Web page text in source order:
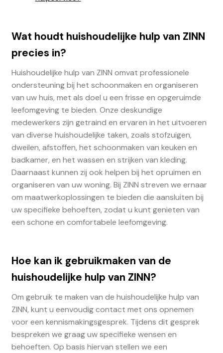
Wat houdt huishoudelijke hulp van ZINN
precies in?
Huishoudelijke hulp van ZINN omvat professionele
ondersteuning bij het schoonmaken en organiseren
van uw huis, met als doel u een frisse en opgeruimde
leefomgeving te bieden. Onze deskundige
medewerkers zijn getraind en ervaren in het uitvoeren
van diverse huishoudelijke taken, zoals stofzuigen,
dweilen, afstoffen, het schoonmaken van keuken en
badkamer, en het wassen en strijken van kleding.
Daarnaast kunnen zij ook helpen bij het opruimen en
organiseren van uw woning. Bij ZINN streven we ernaar
om maatwerkoplossingen te bieden die aansluiten bij
uw specifieke behoeften, zodat u kunt genieten van
een schone en comfortabele leefomgeving.
Hoe kan ik gebruikmaken van de
huishoudelijke hulp van ZINN?
Om gebruik te maken van de huishoudelijke hulp van
ZINN, kunt u eenvoudig contact met ons opnemen
voor een kennismakingsgesprek. Tijdens dit gesprek
bespreken we graag uw specifieke wensen en
behoeften. Op basis hiervan stellen we een